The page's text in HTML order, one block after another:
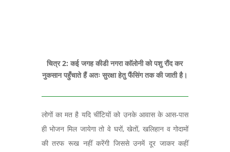
चित्र 2: कई जगह कीडी नगरा काॅलोनी को पशु रौंद कर
नुकसान पहुँचाते हैं अतः सुरक्षा हेतु फैंसिंग तक की जाती है।
लोगों का मत है यदि चींटियों को उनके आवास के आस-पास
ही भोजन मिल जायेगा तो वे घरों, खेतों, खलिहान व गोदामों
की तरफ रूख नहीं करेंगी जिससे उनमें दूर जाकर कहीं